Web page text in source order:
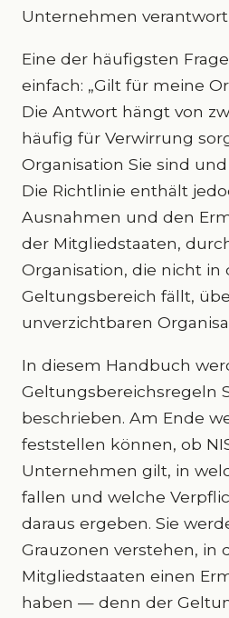
Unternehmen
Eine der häufigsten
einfach: „Gilt für meine
Die Antwort hängt von
häufig für Verwirrung
Organisation Sie sind
Die Richtlinie enthält
Ausnahmen und den
der Mitgliedstaaten,
Organisation, die nicht in
Geltungsbereich fällt,
unverzichtbaren
In diesem Handbuch
Geltungsbereichsregeln
beschrieben. Am Ende
feststellen können, ob
Unternehmen gilt, in
fallen und welche
daraus ergeben. Sie
Grauzonen verstehen, in
Mitgliedstaaten einen
haben — denn der